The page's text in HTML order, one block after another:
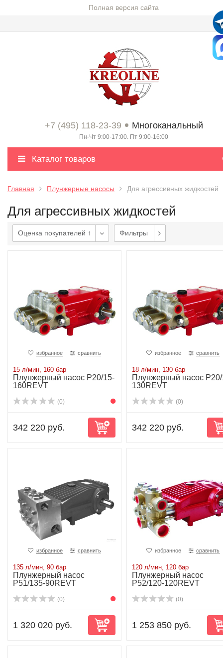
Полная версия сайта
+7 (495) 118-23-39 Многоканальный
Пн-Чт 9:00-17:00. Пт 9:00-16:00
Каталог товаров
Главная Плунжерные насосы Для агрессивных жидкостей
Для агрессивных жидкостей
Оценка покупателей ↑ Фильтры
избранное сравнить
15 л/мин, 160 бар
Плунжерный насос P20/15-
160REVT
(0)
342 220 руб.
избранное сравнить
18 л/мин, 130 бар
Плунжерный насос
130REVT
(0)
342 220 руб.
избранное сравнить
135 л/мин, 90 бар
Плунжерный насос
P51/135-90REVT
(0)
1 320 020 руб.
избранное сравнить
120 л/мин, 120 бар
Плунжерный насос
P52/120-120REVT
(0)
1 253 850 руб.